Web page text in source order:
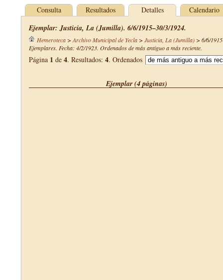
Consulta Resultados Detalles Calendario
Ejemplar: Justicia, La (Jumilla). 6/6/1915–30/3/1924.
Hemeroteca> Archivo Municipal de Yecla> Justicia, La (Jumilla)> 6/6/
Ejemplares. Fecha: 4/2/1923. Ordenados de más antiguo a más reciente.
Página 1 de 4. Resultados: 4. Ordenados
Ejemplar (4 páginas)